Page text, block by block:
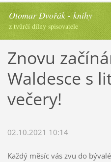
Otomar Dvořák - knihy
z tvůrčí dílny spisovatele
Znovu
Waldesce s
večery!
02.10.2021 10:14
Každý měsíc vás zvu do